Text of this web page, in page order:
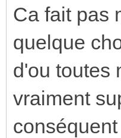
Ca fait pas
quelque
d'ou toutes
vraiment